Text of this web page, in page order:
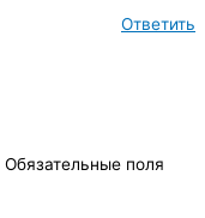
Ответить
Обязательные поля